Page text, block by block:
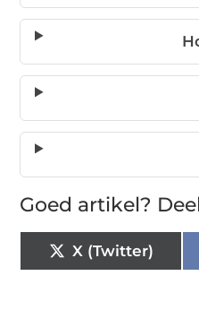
Goed artikel?
X (Twitter)